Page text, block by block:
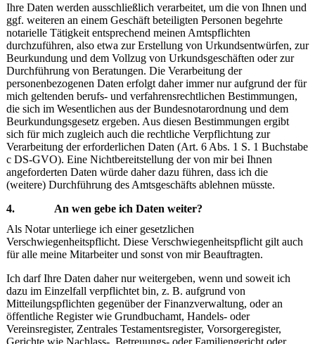
Ihre Daten werden ausschließlich verarbeitet, um die von Ihnen und
ggf. weiteren an einem Geschäft beteiligten Personen begehrte
notarielle Tätigkeit entsprechend meinen Amtspflichten
durchzuführen, also etwa zur Erstellung von Urkundsentwürfen, zur
Beurkundung und dem Vollzug von Urkundsgeschäften oder zur
Durchführung von Beratungen. Die Verarbeitung der
personenbezogenen Daten erfolgt daher immer nur aufgrund der für
mich geltenden berufs- und verfahrensrechtlichen Bestimmungen,
die sich im Wesentlichen aus der Bundesnotarordnung und dem
Beurkundungsgesetz ergeben. Aus diesen Bestimmungen ergibt
sich für mich zugleich auch die rechtliche Verpflichtung zur
Verarbeitung der erforderlichen Daten (Art. 6 Abs. 1 S. 1 Buchstabe
c DS-GVO). Eine Nichtbereitstellung der von mir bei Ihnen
angeforderten Daten würde daher dazu führen, dass ich die
(weitere) Durchführung des Amtsgeschäfts ablehnen müsste.
4. An wen gebe ich Daten weiter?
Als Notar unterliege ich einer gesetzlichen
Verschwiegenheitspflicht. Diese Verschwiegenheitspflicht gilt auch
für alle meine Mitarbeiter und sonst von mir Beauftragten.
Ich darf Ihre Daten daher nur weitergeben, wenn und soweit ich
dazu im Einzelfall verpflichtet bin, z. B. aufgrund von
Mitteilungspflichten gegenüber der Finanzverwaltung, oder an
öffentliche Register wie Grundbuchamt, Handels- oder
Vereinsregister, Zentrales Testamentsregister, Vorsorgeregister,
Gerichte wie Nachlass-, Betreuungs- oder Familiengericht oder